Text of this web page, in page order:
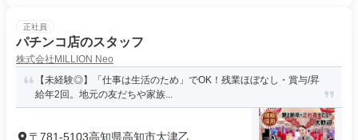
正社員
パチンコ店のスタッフ
株式会社MILLION Neo
【未経験◎】「仕事は生活のため」でOK！残業ほぼなし・賞与/昇
給年2回。地元の友だちや家族...
〒781-5103高知県高知市大津乙